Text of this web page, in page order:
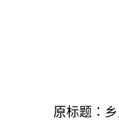
原标题：